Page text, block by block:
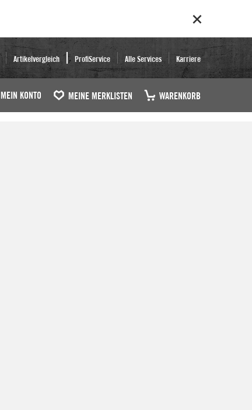
Artikelvergleich ProfiService Alle Services Karriere
MEIN KONTO MEINE MERKLISTEN WARENKORB